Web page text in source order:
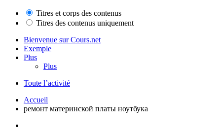
Titres et corps des contenus
Titres des contenus uniquement
Bienvenue sur Cours.net
Exemple
Plus
Plus
Toute l’activité
Accueil
ремонт материнской платы ноутбука